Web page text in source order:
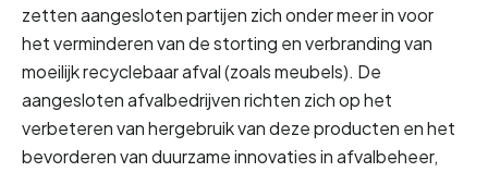
zetten aangesloten partijen zich onder meer in voor
het verminderen van de storting en verbranding van
moeilijk recyclebaar afval (zoals meubels). De
aangesloten afvalbedrijven richten zich op het
verbeteren van hergebruik van deze producten en het
bevorderen van duurzame innovaties in afvalbeheer,